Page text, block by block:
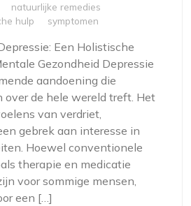
natuurlijke remedies
hulp
symptomen
Een Holistische
Gezondheid Depressie
aandoening die
over de hele wereld treft. Het
van verdriet,
gebrek aan interesse in
Hoewel conventionele
therapie en medicatie
voor sommige mensen,
een […]